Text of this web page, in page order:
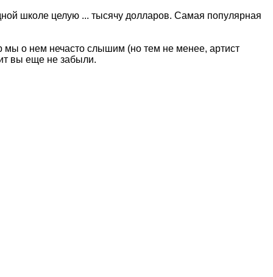
школе целую ... тысячу долларов. Самая популярная
мы о нем нечасто слышим (но тем не менее, артист
вы еще не забыли.